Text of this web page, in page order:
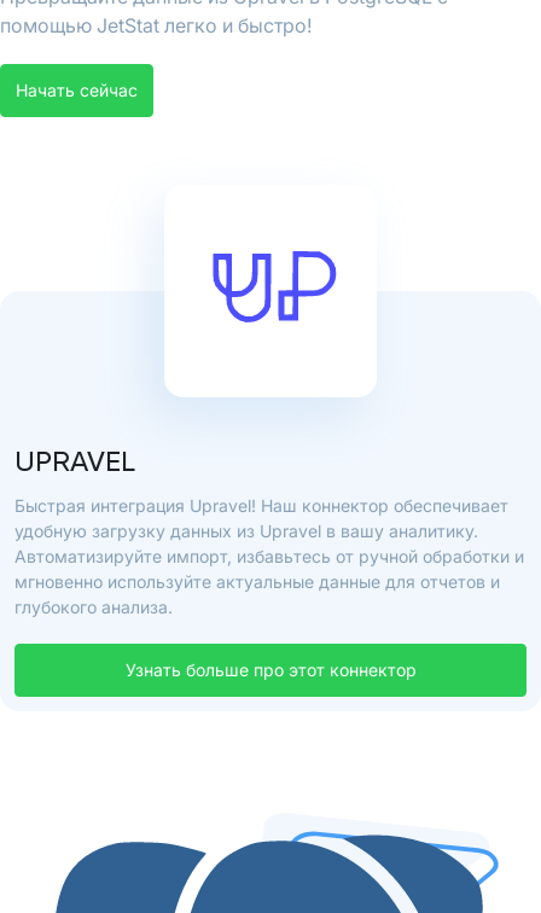
помощью JetStat легко и быстро!
Начать сейчас
UPRAVEL
Быстрая интеграция Upravel! Наш коннектор обеспечивает
удобную загрузку данных из Upravel в вашу аналитику.
Автоматизируйте импорт, избавьтесь от ручной обработки и
мгновенно используйте актуальные данные для отчетов и
глубокого анализа.
Узнать больше про этот коннектор